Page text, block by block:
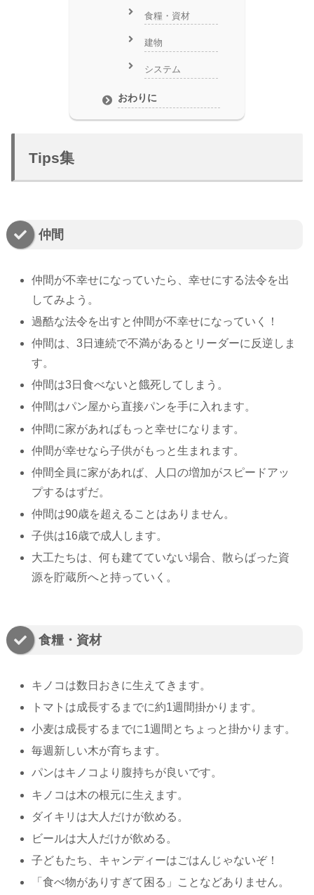
食糧・資材
建物
システム
おわりに
Tips集
仲間
仲間が不幸せになっていたら、幸せにする法令を出
してみよう。
過酷な法令を出すと仲間が不幸せになっていく！
仲間は、3日連続で不満があるとリーダーに反逆しま
す。
仲間は3日食べないと餓死してしまう。
仲間はパン屋から直接パンを手に入れます。
仲間に家があればもっと幸せになります。
仲間が幸せなら子供がもっと生まれます。
仲間全員に家があれば、人口の増加がスピードアッ
プするはずだ。
仲間は90歳を超えることはありません。
子供は16歳で成人します。
大工たちは、何も建てていない場合、散らばった資
源を貯蔵所へと持っていく。
食糧・資材
キノコは数日おきに生えてきます。
トマトは成長するまでに約1週間掛かります。
小麦は成長するまでに1週間とちょっと掛かります。
毎週新しい木が育ちます。
パンはキノコより腹持ちが良いです。
キノコは木の根元に生えます。
ダイキリは大人だけが飲める。
ビールは大人だけが飲める。
子どもたち、キャンディーはごはんじゃないぞ！
「食べ物がありすぎて困る」ことなどありません。